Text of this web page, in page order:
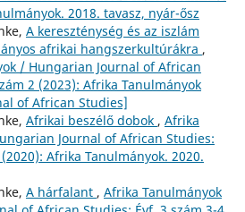
2018. tavasz, nyár-ősz
A kereszténység és az iszlám
afrikai hangszerkultúrákra ,
/ Hungarian Journal of African
2 (2023): Afrika Tanulmányok
of African Studies]
Afrikai beszélő dobok , Afrika
Journal of African Studies:
Afrika Tanulmányok. 2020.
A hárfalant , Afrika Tanulmányok